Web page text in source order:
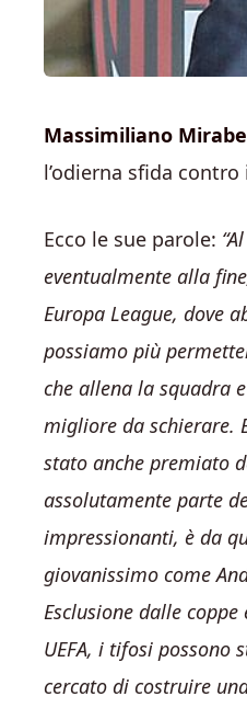
Massimiliano
l’odierna sfida contro
Ecco le sue parole:
eventualmente alla
Europa League, dove
possiamo più
che allena la squadra
migliore da schierare.
stato anche premiato
assolutamente parte
impressionanti, è da
giovanissimo come
Esclusione dalle
UEFA, i tifosi possono
cercato di costruire